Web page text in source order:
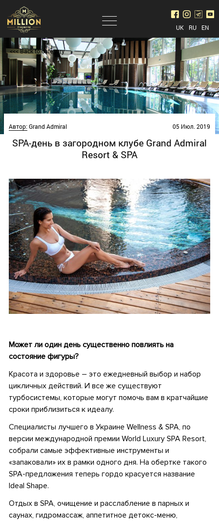
UK RU EN
<<< Back to category
Автор:Grand Admiral 05 Июл. 2019
SPA-день в загородном клубе Grand Admiral
Resort & SPA
Может ли один день существенно повлиять на
состояние фигуры?
Красота и здоровье – это ежедневный выбор и набор
цикличных действий. И все же существуют
турбосистемы, которые могут помочь вам в кратчайшие
сроки приблизиться к идеалу.
Специалисты лучшего в Украине Wellness & SPA, по
версии международной премии World Luxury SPA Resort,
собрали самые эффективные инструменты и
«запаковали» их в рамки одного дня. На обертке такого
SPA-предложения теперь гордо красуется название
Ideal Shape.
Отдых в SPA, очищение и расслабление в парных и
саунах, гидромассаж, аппетитное детокс-меню,